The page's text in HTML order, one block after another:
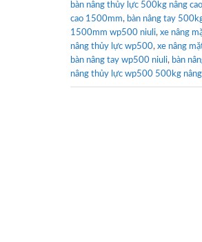
bàn nâng thủy lực 500kg nâng
cao 1500mm, bàn nâng tay
1500mm wp500 niuli, xe nâng
nâng thủy lực wp500, xe nâng
bàn nâng tay wp500 niuli, bàn
nâng thủy lực wp500 500kg